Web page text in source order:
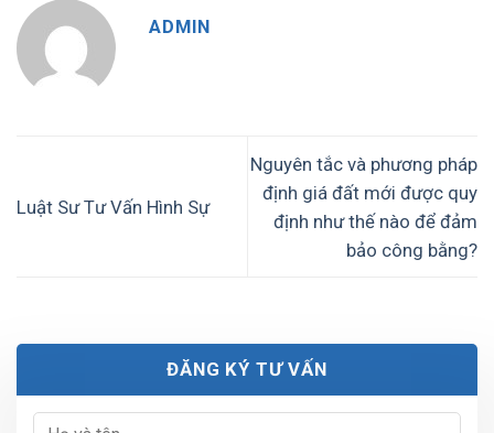
ADMIN
Luật Sư Tư Vấn Hình Sự
Nguyên tắc và phương pháp
định giá đất mới được quy
định như thế nào để đảm
bảo công bằng?
ĐĂNG KÝ TƯ VẤN